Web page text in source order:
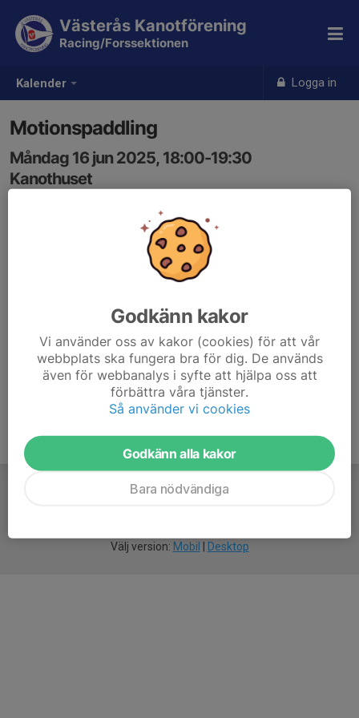
Kalender Logga in
Västerås Kanotförening
Racing/Forssektionen
Motionspaddling
Måndag 16 jun 2025, 18:00-19:30
Kanothuset
Välj version: Mobil Desktop
Godkänn kakor
Vi använder oss av kakor (cookies) för att vår
webbplats ska fungera bra för dig. De används
även för webbanalys i syfte att hjälpa oss att
förbättra våra tjänster.
Så använder vi cookies
Godkänn alla kakor
Bara nödvändiga